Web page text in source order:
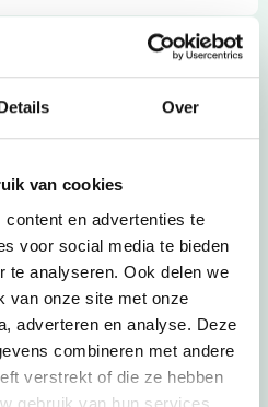
Over
van cookies
en advertenties te
voor social media te bieden
te analyseren. Ook delen we
van onze site met onze
adverteren en analyse. Deze
combineren met andere
verstrekt of die ze hebben
gebruik van hun services.
eigen beat opnemen!
van Li Pin is wat je
voor het kinderfeestje met je
je eigen cup cake of taartje bij
LEGO ledlampje!
Cirkel kunnen alle
Super cool!
Factory feestje
feestje in een hal van 1500m2